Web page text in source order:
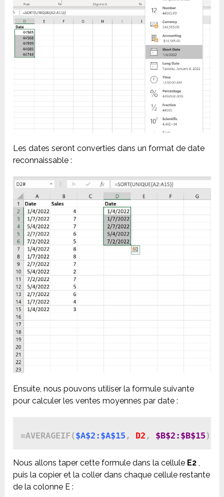
Les dates seront converties dans un format de date
reconnaissable :
Ensuite, nous pouvons utiliser la formule suivante
pour calculer les ventes moyennes par date :
=AVERAGEIF($A$2:$A$15 , D2 , $B$2:$B$15 )
Nous allons taper cette formule dans la cellule E2 ,
puis la copier et la coller dans chaque cellule restante
de la colonne E :